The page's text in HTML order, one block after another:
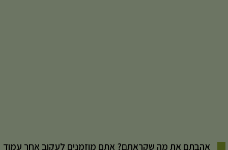
אהבתם את מה שקראתם? אתם מוזמנים לעקוב אחר עמוד